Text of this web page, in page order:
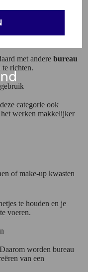
met andere bureau
richten.
categorie ook
werken makkelijker
of make-up kwasten
te houden en je
voeren.
worden bureau
van een